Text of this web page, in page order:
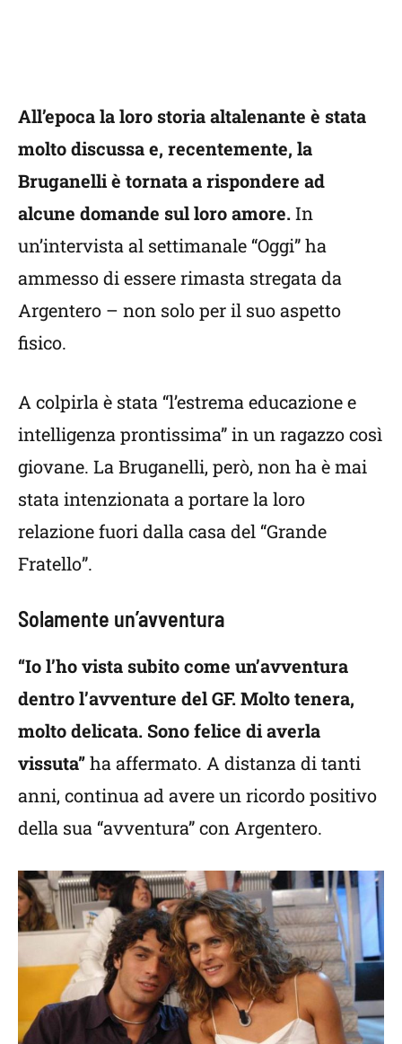
All’epoca la loro storia altalenante è stata
molto discussa e, recentemente, la
Bruganelli è tornata a rispondere ad
alcune domande sul loro amore.In
un’intervista al settimanale “Oggi” ha
ammesso di essere rimasta stregata da
Argentero – non solo per il suo aspetto
fisico.
A colpirla è stata “l’estrema educazione e
intelligenza prontissima” in un ragazzo così
giovane. La Bruganelli, però, non ha è mai
stata intenzionata a portare la loro
relazione fuori dalla casa del “Grande
Fratello”.
Solamente un’avventura
“Io l’ho vista subito come un’avventura
dentro l’avventure del GF. Molto tenera,
molto delicata. Sono felice di averla
vissuta”ha affermato. A distanza di tanti
anni, continua ad avere un ricordo positivo
della sua “avventura” con Argentero.